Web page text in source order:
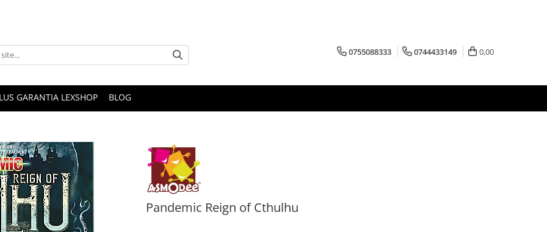
0755088333 0744433149 0,00
GARANTIA LEXSHOP BLOG
Pandemic Reign of Cthulhu